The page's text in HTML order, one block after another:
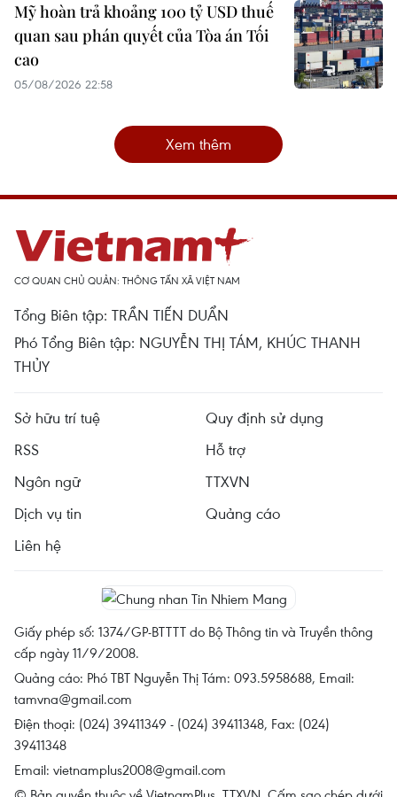
Mỹ hoàn trả khoảng 100 tỷ USD thuế
quan sau phán quyết của Tòa án Tối
cao
05/08/2026 22:58
Xem thêm
CƠ QUAN CHỦ QUẢN: THÔNG TẤN XÃ VIỆT NAM
Tổng Biên tập: TRẦN TIẾN DUẨN
Phó Tổng Biên tập: NGUYỄN THỊ TÁM, KHÚC THANH
THỦY
Sở hữu trí tuệ
Quy định sử dụng
RSS
Hỗ trợ
Ngôn ngữ
TTXVN
Dịch vụ tin
Quảng cáo
Liên hệ
Giấy phép số: 1374/GP-BTTTT do Bộ Thông tin và Truyền thông
cấp ngày 11/9/2008.
Quảng cáo: Phó TBT Nguyễn Thị Tám: 093.5958688, Email:
tamvna@gmail.com
Điện thoại: (024) 39411349 - (024) 39411348, Fax: (024)
39411348
Email: vietnamplus2008@gmail.com